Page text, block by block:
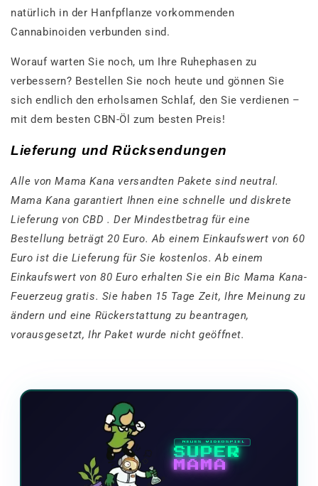
natürlich in der Hanfpflanze vorkommenden
Cannabinoiden verbunden sind.
Worauf warten Sie noch, um Ihre Ruhephasen zu
verbessern? Bestellen Sie noch heute und gönnen Sie
sich endlich den erholsamen Schlaf, den Sie verdienen –
mit dem besten CBN-Öl zum besten Preis!
Lieferung und Rücksendungen
Alle von Mama Kana versandten Pakete sind neutral.
Mama Kana garantiert Ihnen eine schnelle und diskrete
Lieferung von CBD . Der Mindestbetrag für eine
Bestellung beträgt 20 Euro. Ab einem Einkaufswert von 60
Euro ist die Lieferung für Sie kostenlos. Ab einem
Einkaufswert von 80 Euro erhalten Sie ein Bic Mama Kana-
Feuerzeug gratis. Sie haben 15 Tage Zeit, Ihre Meinung zu
ändern und eine Rückerstattung zu beantragen,
vorausgesetzt, Ihr Paket wurde nicht geöffnet.
NEUES VIDEOSPIEL
SUPER
MAMA